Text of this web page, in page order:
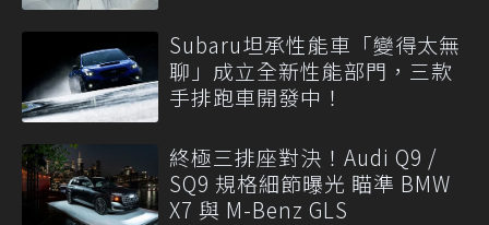
Subaru坦承性能車「變得太無
聊」成立全新性能部門，三款
手排跑車開發中！
終極三排座對決！Audi Q9 /
SQ9 規格細節曝光 瞄準 BMW
X7 與 M-Benz GLS